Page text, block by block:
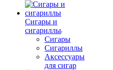
Сигары и
сигариллы
Сигары
Сигариллы
Аксессуары
для сигар